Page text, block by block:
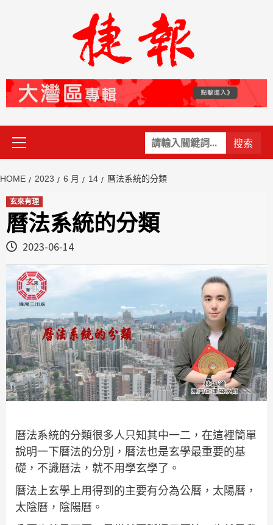
關
鍵
Primary
Menu
HOME 2023 6 月 14 曆法系統的分類
玄來有理
曆法系統的分類
2023-06-14
曆法系統的分類很多人只知其中一二，在這裡簡單
說明一下曆法的分別，曆法也是玄學最重要的基
礎，不識曆法，就不用學玄學了。
曆法上玄學上用得到的主要有分為公曆，太陽曆，
太陰曆，陰陽曆。